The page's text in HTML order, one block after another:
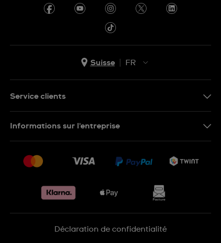
Suisse
FR
IT
Service clients
Retours
Conditions de vente
Informations sur l'entreprise
Jobs
Déclaration de confidentialité